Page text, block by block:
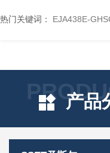
热门关键词： EJA438E-
产品